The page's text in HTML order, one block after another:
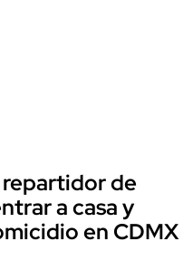
de
a casa y
en CDMX